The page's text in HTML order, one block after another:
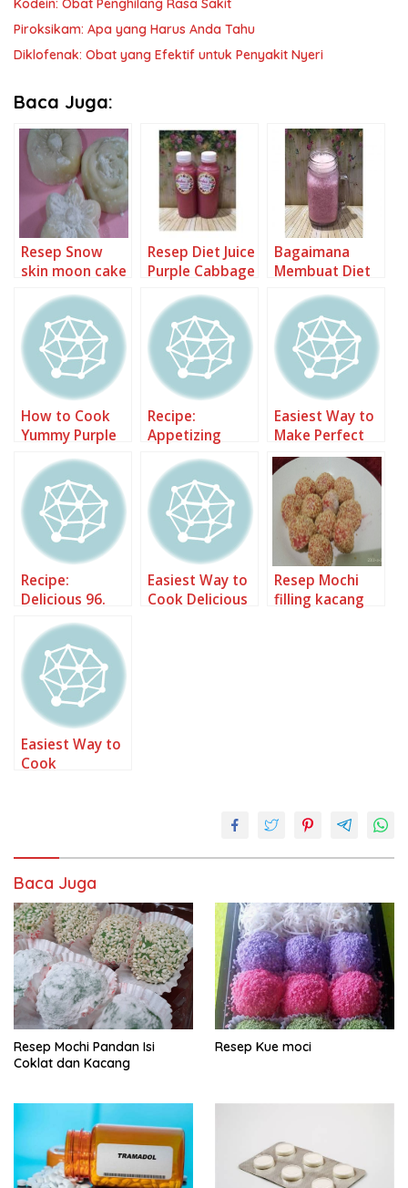
Piroksikam: Apa yang Harus Anda Tahu
Diklofenak: Obat yang Efektif untuk Penyakit Nyeri
Baca Juga:
Resep Snow
skin moon cake
isi ubi aka
mochi
Resep Diet Juice
Purple Cabbage
Golden Melon
Cucumber
Sapodilla
Lemon yang
Enak Banget
Bagaimana
Membuat Diet
Juice Purple
Cabbage
Soursop Mango
Apple Orange
yang Enak
How to Cook
Yummy Purple
Boba (Ubi
Ungu)
Recipe:
Appetizing
Purple Boba
(Ubi Ungu)
Easiest Way to
Make Perfect
Ayam saus
tiram dan snow
beans
Recipe:
Delicious 96.
SweetPotato
Boba
Easiest Way to
Cook Delicious
Resep Mochi
filling kacang
Easiest Way to
Cook
Baca Juga
Resep Mochi Pandan Isi
Coklat dan Kacang
Resep Kue moci